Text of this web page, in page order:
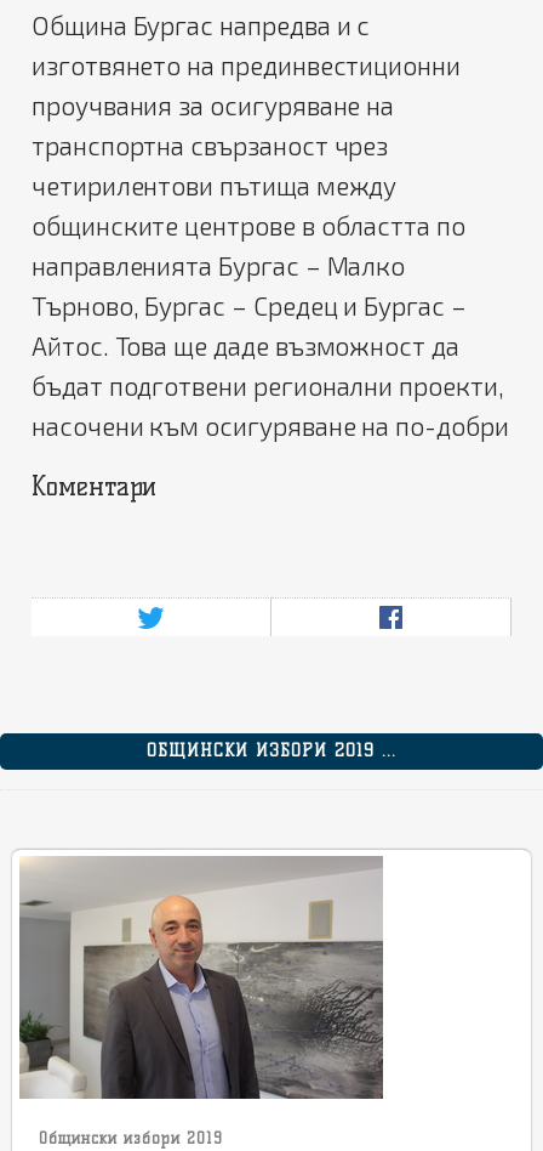
Община Бургас напредва и с
изготвянето на прединвестиционни
проучвания за осигуряване на
транспортна свързаност чрез
четирилентови пътища между
общинските центрове в областта по
направленията Бургас – Малко
Търново, Бургас – Средец и Бургас –
Айтос. Това ще даде възможност да
бъдат подготвени регионални проекти,
насочени към осигуряване на по-добри
Коментари
ОБЩИНСКИ ИЗБОРИ 2019 ...
Общински избори 2019